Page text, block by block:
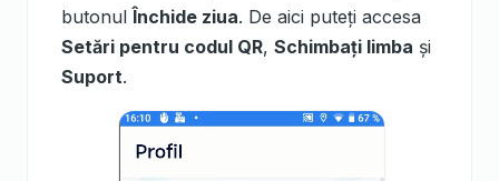
butonul Închide ziua. De aici puteți accesa
Setări pentru codul QR, Schimbați limba și
Suport.